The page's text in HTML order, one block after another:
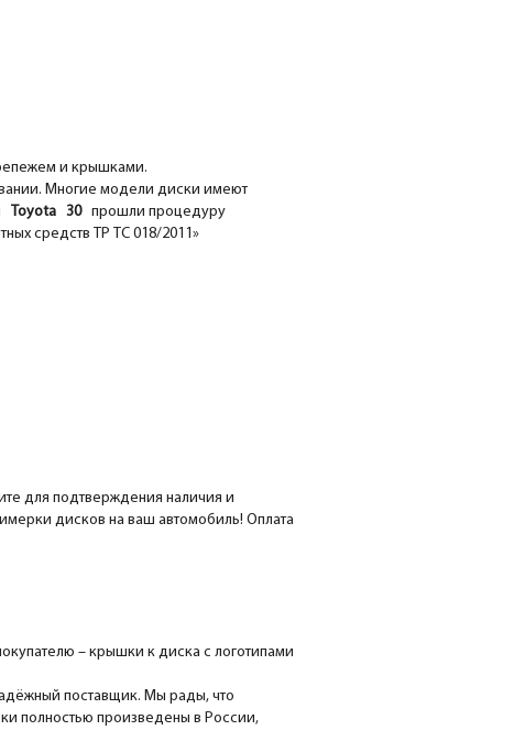
и крышками.
Многие модели диски имеют
Toyota 30 прошли процедуру
средств ТР ТС 018/2011»
для подтверждения наличия и
дисков на ваш автомобиль! Оплата
– крышки к диска с логотипами
поставщик. Мы рады, что
полностью произведены в России,